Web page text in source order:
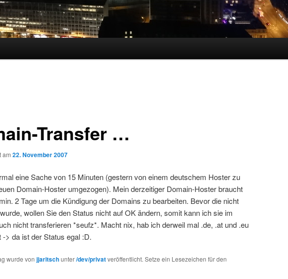
Transfer …
am 22. November 2007
eine Sache von 15 Minuten (gestern von einem deutschem Hoster zu
Domain-Hoster umgezogen). Mein derzeitiger Domain-Hoster braucht
2 Tage um die Kündigung der Domains zu bearbeiten. Bevor die nicht
wollen Sie den Status nicht auf OK ändern, somit kann ich sie im
nicht transferieren *seufz*. Macht nix, hab ich derweil mal .de, .at und .eu
-> da ist der Status egal :D.
wurde von jjaritschunter/dev/privatveröffentlicht. Setze ein Lesezeichen für den